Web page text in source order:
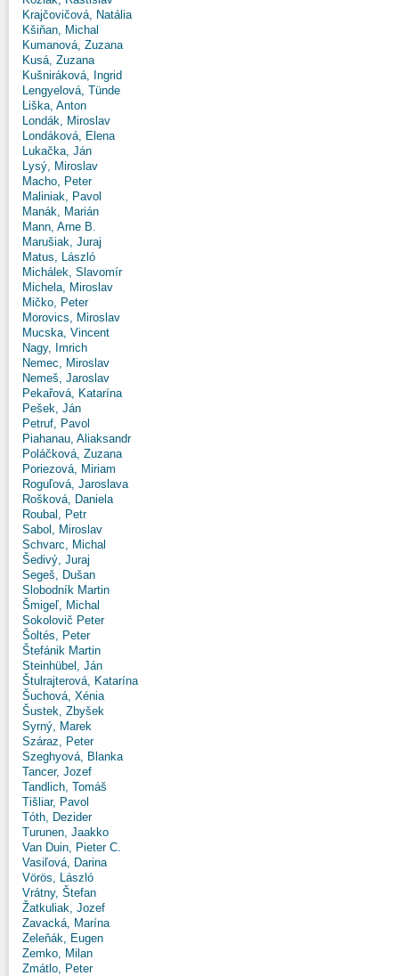
Krajčovičová, Natália
Kšiňan, Michal
Kumanová, Zuzana
Kusá, Zuzana
Kušniráková, Ingrid
Lengyelová, Tünde
Liška, Anton
Londák, Miroslav
Londáková, Elena
Lukačka, Ján
Lysý, Miroslav
Macho, Peter
Maliniak, Pavol
Manák, Marián
Mann, Arne B.
Marušiak, Juraj
Matus, László
Michálek, Slavomír
Michela, Miroslav
Mičko, Peter
Morovics, Miroslav
Mucska, Vincent
Nagy, Imrich
Nemec, Miroslav
Nemeš, Jaroslav
Pekařová, Katarína
Pešek, Ján
Petruf, Pavol
Piahanau, Aliaksandr
Poláčková, Zuzana
Poriezová, Miriam
Roguľová, Jaroslava
Rošková, Daniela
Roubal, Petr
Sabol, Miroslav
Schvarc, Michal
Šedivý, Juraj
Segeš, Dušan
Slobodník Martin
Šmigeľ, Michal
Sokolovič Peter
Šoltés, Peter
Štefánik Martin
Steinhübel, Ján
Štulrajterová, Katarína
Šuchová, Xénia
Šustek, Zbyšek
Syrný, Marek
Száraz, Peter
Szeghyová, Blanka
Tancer, Jozef
Tandlich, Tomáš
Tišliar, Pavol
Tóth, Dezider
Turunen, Jaakko
Van Duin, Pieter C.
Vasiľová, Darina
Vörös, László
Vrátny, Štefan
Žatkuliak, Jozef
Zavacká, Marína
Zeleňák, Eugen
Zemko, Milan
Zmátlo, Peter